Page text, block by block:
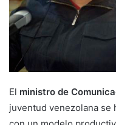
El ministro de
juventud venezolana se